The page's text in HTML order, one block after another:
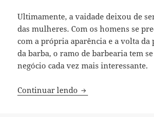
Ultimamente, a vaidade deixou de
das mulheres. Com os homens se
com a própria aparência e a volta da
da barba, o ramo de barbearia tem
negócio cada vez mais interessante.
Continuar lendo O que é necessário